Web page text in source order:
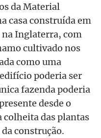
da Material
casa construída em
Inglaterra, com
cultivado nos
como uma
poderia ser
fazenda poderia
desde o
colheita das plantas
construção.